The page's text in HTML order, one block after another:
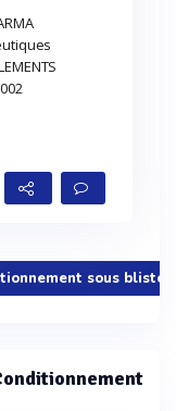
sous blister